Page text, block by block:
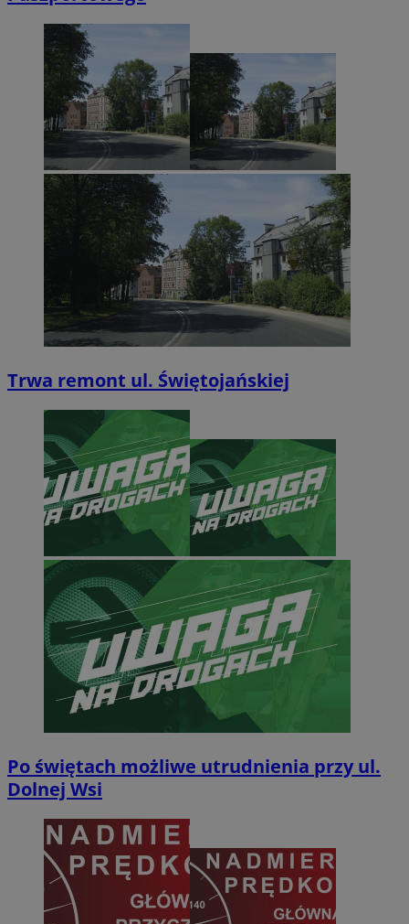
Trwa remont ul. Świętojańskiej
Po świętach możliwe utrudnienia przy ul.
Dolnej Wsi